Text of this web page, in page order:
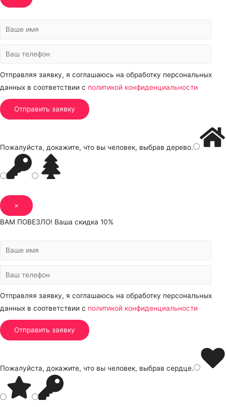
Отправляя заявку, я соглашаюсь на обработку персональных
данных в соответствии с политикой конфиденциальности
Пожалуйста, докажите, что вы человек, выбрав дерево.
×
ВАМ ПОВЕЗЛО! Ваша скидка 10%
Отправляя заявку, я соглашаюсь на обработку персональных
данных в соответствии с политикой конфиденциальности
Пожалуйста, докажите, что вы человек, выбрав сердце.